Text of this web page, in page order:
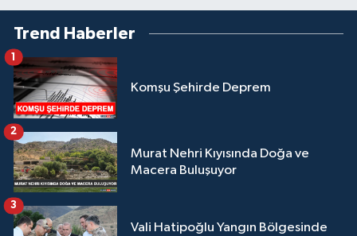
Trend Haberler
Komşu Şehirde Deprem
1
Murat Nehri Kıyısında Doğa ve
Macera Buluşuyor
2
Vali Hatipoğlu Yangın Bölgesinde
3